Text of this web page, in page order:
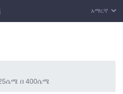
አማርኛ
በ 400ሴሜ